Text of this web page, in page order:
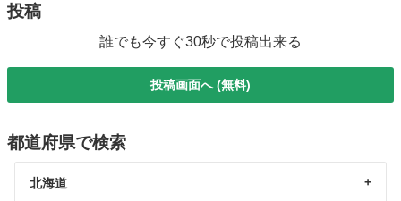
投稿
誰でも今すぐ30秒で投稿出来る
投稿画面へ (無料)
都道府県で検索
北海道